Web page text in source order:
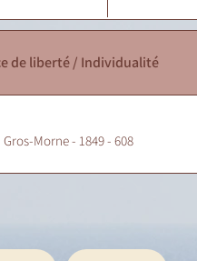
de liberté / Individualité
Gros-Morne - 1849 - 608